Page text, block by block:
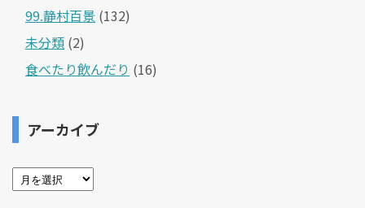
99.静村百景 (132)
未分類 (2)
食べたり飲んだり (16)
アーカイブ